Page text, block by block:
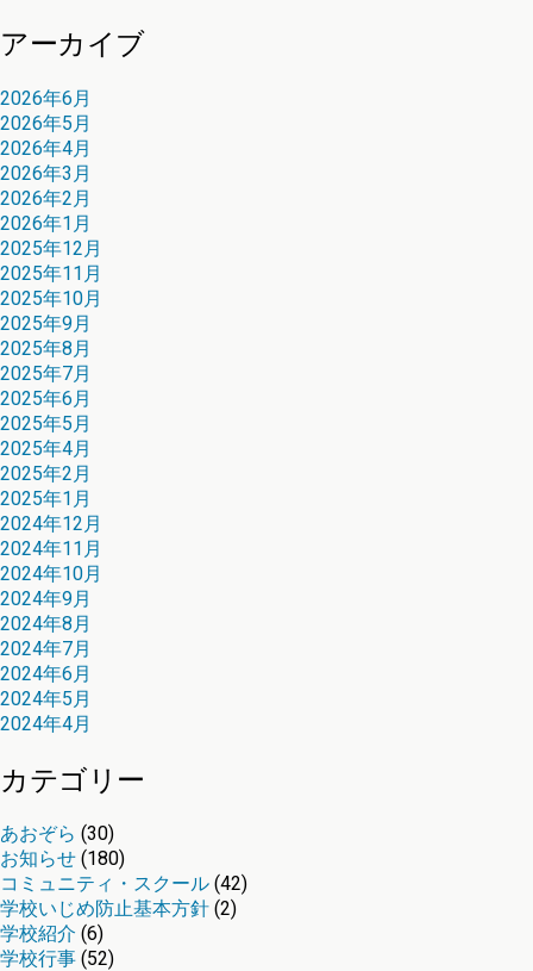
アーカイブ
2026年6月
2026年5月
2026年4月
2026年3月
2026年2月
2026年1月
2025年12月
2025年11月
2025年10月
2025年9月
2025年8月
2025年7月
2025年6月
2025年5月
2025年4月
2025年2月
2025年1月
2024年12月
2024年11月
2024年10月
2024年9月
2024年8月
2024年7月
2024年6月
2024年5月
2024年4月
カテゴリー
あおぞら (30)
お知らせ (180)
コミュニティ・スクール (42)
学校いじめ防止基本方針 (2)
学校紹介 (6)
学校行事 (52)